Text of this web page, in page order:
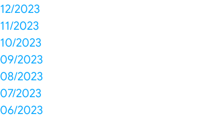
12/2023
11/2023
10/2023
09/2023
08/2023
07/2023
06/2023